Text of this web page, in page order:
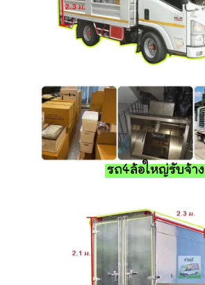
รถ4ล้อใหญ่รับจ้าง